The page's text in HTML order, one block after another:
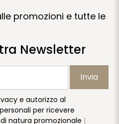
promozioni e tutte le
Newsletter
Invia
e autorizzo al
per ricevere
natura promozionale |